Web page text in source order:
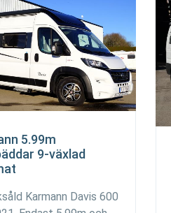
5.99m
9-växlad
Karmann Davis 600